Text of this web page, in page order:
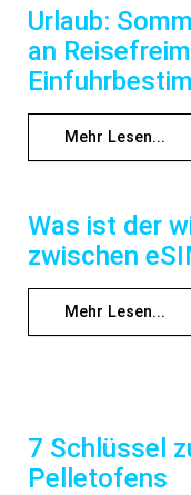
Urlaub:
an
Mehr Lesen...
Was ist der
zwischen
Mehr Lesen...
7 Schlüssel
Pelletofens